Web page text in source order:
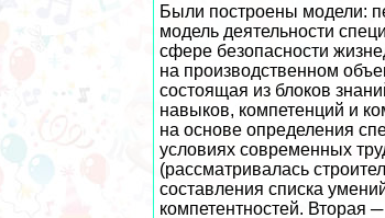
Были построены модели:
модель деятельности
сфере безопасности
на производственном
состоящая из блоков
навыков, компетенций и
на основе определения
условиях современных
(рассматривалась
составления списка
компетентностей. Вторая